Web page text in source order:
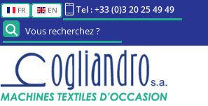
FR EN Tel : +33 (0)3 20 25 49 49
Vous recherchez ?